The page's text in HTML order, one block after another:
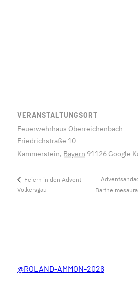
VERANSTALTUNGSORT
Feuerwehrhaus Oberreichenbach
Friedrichstraße 10
Kammerstein, Bayern 91126 Google
Feiern in den Advent
Volkersgau
@ROLAND-AMMON-2026